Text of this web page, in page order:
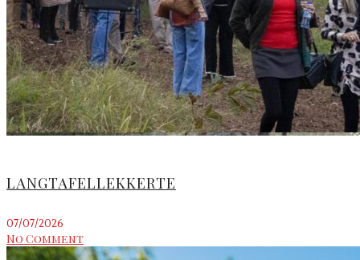
LANGTAFELLEKKERTE
07/07/2026
No Comment